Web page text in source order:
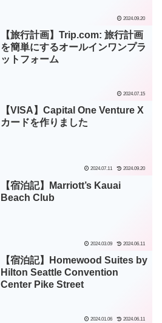
2024.09.20
【旅行計画】Trip.com: 旅行計画
を簡単にするオールインワンプラ
ットフォーム
2024.07.15
【VISA】Capital One Venture X
カードを作りました
2024.07.11 2024.09.20
【宿泊記】Marriott’s Kauai
Beach Club
2024.03.09 2024.06.11
【宿泊記】Homewood Suites by
Hilton Seattle Convention
Center Pike Street
2024.01.06 2024.06.11